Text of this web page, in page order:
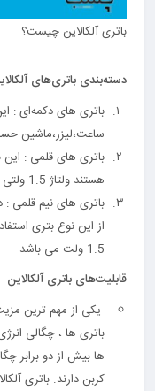
باتری آلکالاین چیست؟
دسته‌بندی باتری‌های
باتری های دکمه‌ای :
ساعت،لیزر،ماشین حساب
باتری های قلمی : این
هستند ولتاژ 1.5 ولتی و اندازه ای استاندارد دارند
باتری های نیم قلمی :
از این نوع بتری
1.5 ولت می باشد
قابلیت‌های باتری آلکالاین
یکی از مهم ترین
باتری ها ، چگالی
ها بیش از دو برابر
کربن دارند. باتری